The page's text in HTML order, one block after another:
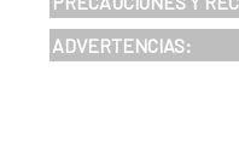
ADVERTENCIAS: